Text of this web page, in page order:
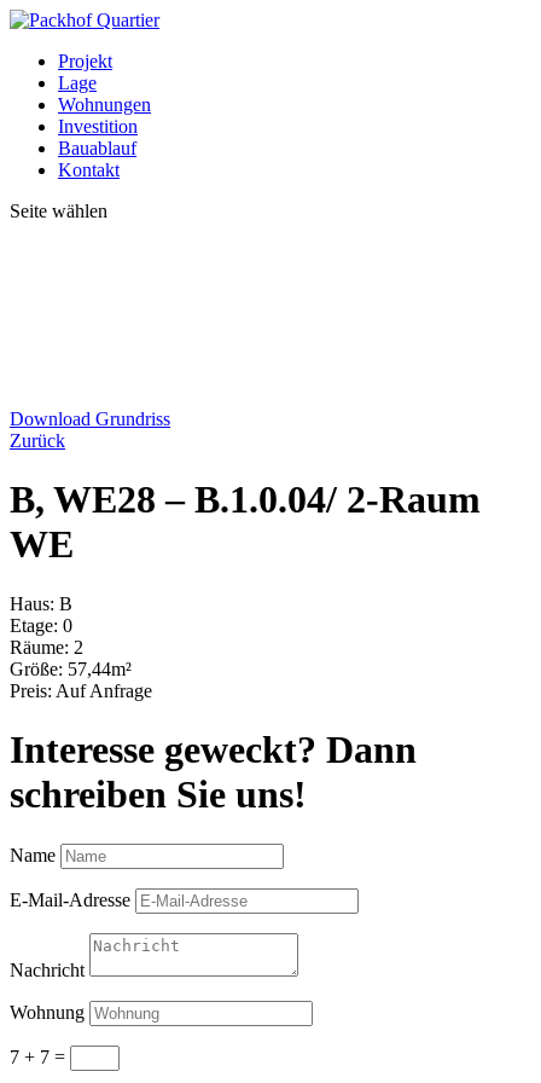
Projekt
Lage
Wohnungen
Investition
Bauablauf
Kontakt
Seite wählen
Download Grundriss
Zurück
B, WE28 – B.1.0.04/ 2-Raum
WE
Haus: B
Etage: 0
Räume: 2
Größe: 57,44m²
Preis: Auf Anfrage
Interesse geweckt? Dann
schreiben Sie uns!
Name
E-Mail-Adresse
Nachricht
Wohnung
7 + 7 =